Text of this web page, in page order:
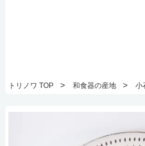
トリノワ TOP > 和食器の産地 > 小